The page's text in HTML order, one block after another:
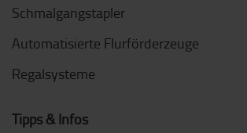
Schmalgangstapler
Automatisierte Flurförderzeuge
Regalsysteme
Tipps & Infos